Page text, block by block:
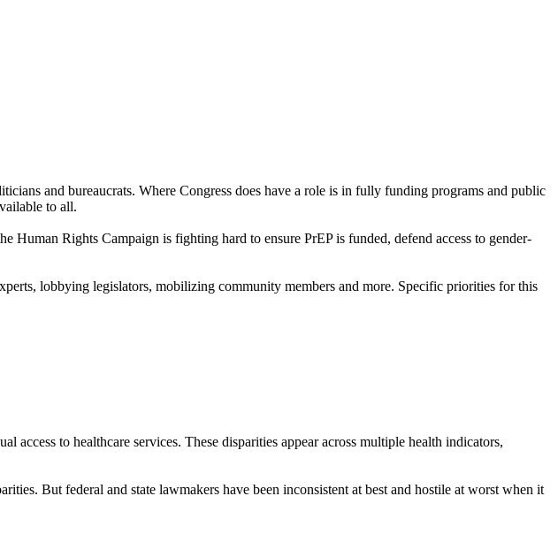
and bureaucrats. Where Congress does have a role is in fully funding programs and public
to all.
Rights Campaign is fighting hard to ensure PrEP is funded, defend access to gender-
lobbying legislators, mobilizing community members and more. Specific priorities for this
to healthcare services. These disparities appear across multiple health indicators,
But federal and state lawmakers have been inconsistent at best and hostile at worst when it